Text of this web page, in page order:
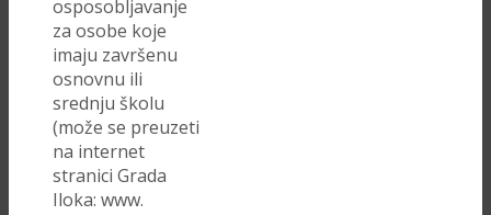
osposobljavanje
za osobe koje
imaju završenu
osnovnu ili
srednju školu
(može se preuzeti
na internet
stranici Grada
Iloka: www.